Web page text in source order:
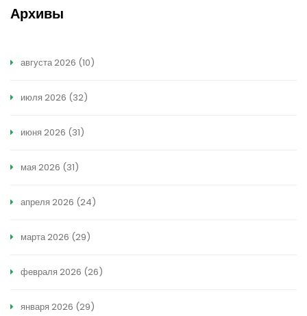
Архивы
августа 2026 (10)
июля 2026 (32)
июня 2026 (31)
мая 2026 (31)
апреля 2026 (24)
марта 2026 (29)
февраля 2026 (26)
января 2026 (29)